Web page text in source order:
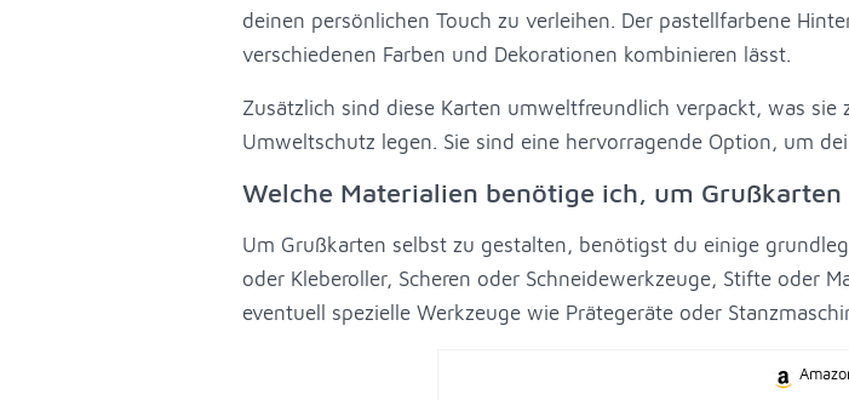
deinen persönlichen Touch zu verleihen. Der pastellfarbene
verschiedenen Farben und Dekorationen kombinieren lässt.
Zusätzlich sind diese Karten umweltfreundlich verpackt, was
Umweltschutz legen. Sie sind eine hervorragende Option, um
Welche Materialien benötige ich, um Grußkarten
Um Grußkarten selbst zu gestalten, benötigst du einige
oder Kleberoller, Scheren oder Schneidewerkzeuge, Stifte oder
eventuell spezielle Werkzeuge wie Prätegeräte oder